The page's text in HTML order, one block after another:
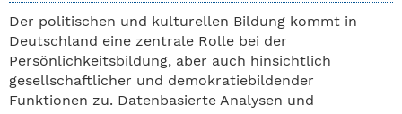
Der politischen und kulturellen Bildung kommt in
Deutschland eine zentrale Rolle bei der
Persönlichkeitsbildung, aber auch hinsichtlich
gesellschaftlicher und demokratiebildender
Funktionen zu. Datenbasierte Analysen und